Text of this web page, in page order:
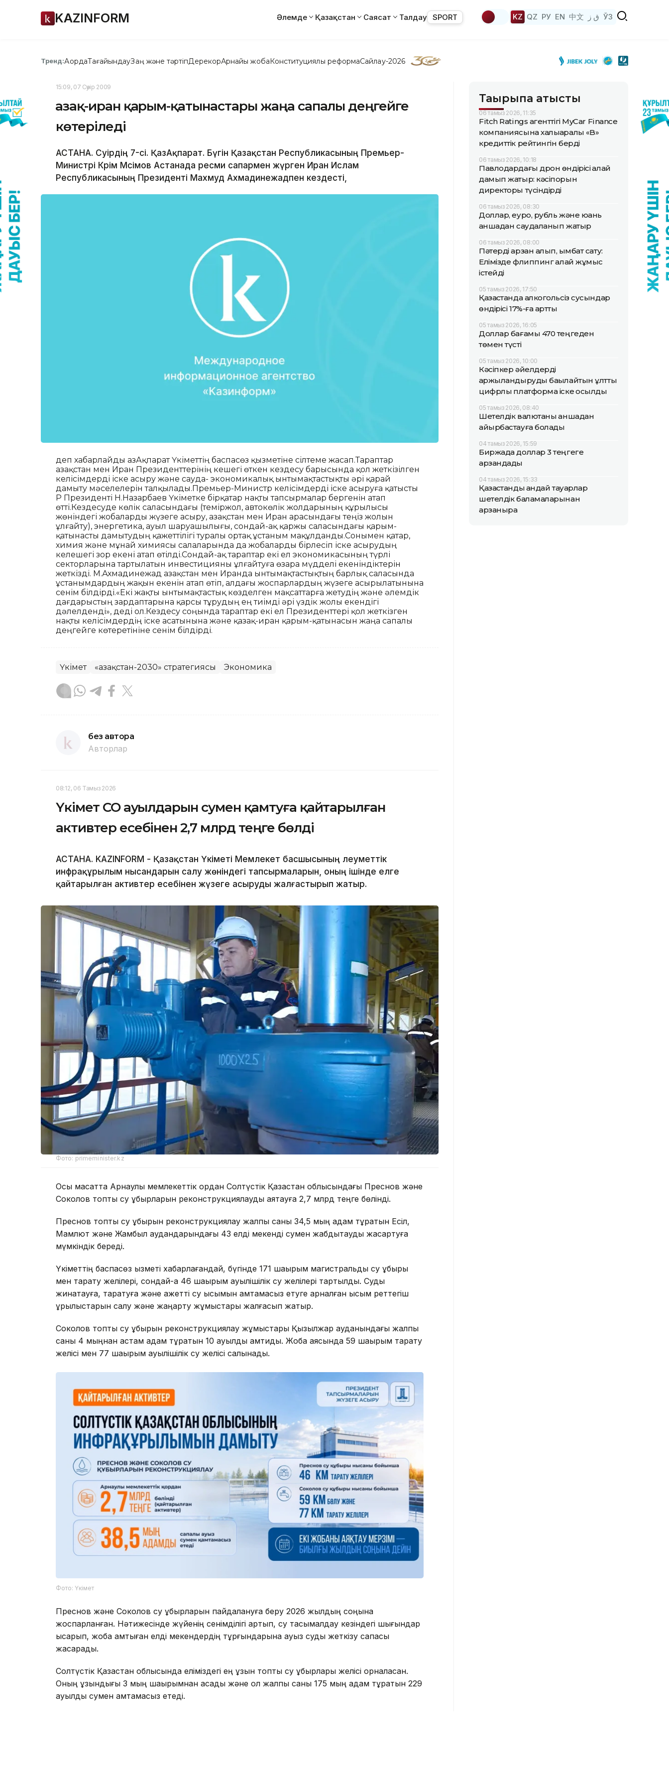
KAZINFORM Әлемде Қазақстан Саясат Талдау SPORT KZ QZ РУ EN 中文 ق ز ЎЗ
Тренд:АқордаТағайындауЗаң және тәртіпДерекқорАрнайы жобаКонституциялық реформаСайлау-2026
15:09, 07 Сәуір 2009
Қазақ-иран қарым-қатынастары жаңа сапалы деңгейге
көтеріледі
АСТАНА. Сәуірдің 7-сі. ҚазАқпарат. Бүгін Қазақстан Республикасының Премьер-
Министрі Кәрім Мәсімов Астанада ресми сапармен жүрген Иран Ислам
Республикасының Президенті Махмуд Ахмадинежадпен кездесті,
деп хабарлайды ҚазАқпарат Үкіметтің баспасөз қызметіне сілтеме жасап.Тараптар
Қазақстан мен Иран Президенттерінің кешегі өткен кездесу барысында қол жеткізілген
келісімдерді іске асыру және сауда- экономикалық ынтымақтастықты әрі қарай
дамыту мәселелерін талқылады.Премьер-Министр келісімдерді іске асыруға қатысты
ҚР Президенті Н.Назарбаев Үкіметке бірқатар нақты тапсырмалар бергенін атап
өтті.Кездесуде көлік саласындағы (теміржол, автокөлік жолдарының құрылысы
жөніндегі жобаларды жүзеге асыру, Қазақстан мен Иран арасындағы теңіз жолын
ұлғайту), энергетика, ауыл шаруашылығы, сондай-ақ қаржы саласындағы қарым-
қатынасты дамытудың қажеттілігі туралы ортақ ұстаным мақұлданды.Сонымен қатар,
химия және мұнай химиясы салаларында да жобаларды бірлесіп іске асырудың
келешегі зор екені атап өтілді.Сондай-ақ тараптар екі ел экономикасының түрлі
секторларына тартылатын инвестицияны ұлғайтуға өзара мүдделі екеніндіктерін
жеткізді. М.Ахмадинежад Қазақстан мен Иранда ынтымақтастықтың барлық саласында
ұстанымдардың жақын екенін атап өтіп, алдағы жоспарлардың жүзеге асырылатынына
сенім білдірді.«Екі жақты ынтымақтастық көзделген мақсаттарға жетудің және әлемдік
дағдарыстың зардаптарына қарсы тұрудың ең тиімді әрі үздік жолы екендігі
дәлелденді», деді ол.Кездесу соңында тараптар екі ел Президенттері қол жеткізген
нақты келісімдердің іске асатынына және қазақ-иран қарым-қатынасын жаңа сапалы
деңгейге көтеретініне сенім білдірді.
Үкімет «Қазақстан-2030» стратегиясы Экономика
без автора
Авторлар
08:12, 06 Тамыз 2026
Үкімет СҚО ауылдарын сумен қамтуға қайтарылған
активтер есебінен 2,7 млрд теңге бөлді
АСТАНА. KAZINFORM - Қазақстан Үкіметі Мемлекет басшысының әлеуметтік
инфрақұрылым нысандарын салу жөніндегі тапсырмаларын, оның ішінде елге
қайтарылған активтер есебінен жүзеге асыруды жалғастырып жатыр.
Фото: primeminister.kz
Осы мақсатта Арнаулы мемлекеттік қордан Солтүстік Қазақстан облысындағы Преснов және
Соколов топтық су құбырларын реконструкциялауды аяқтауға 2,7 млрд теңге бөлінді.
Преснов топтық су құбырын реконструкциялау жалпы саны 34,5 мың адам тұратын Есіл,
Мамлют және Жамбыл аудандарындағы 43 елді мекенді сумен жабдықтауды жақсартуға
мүмкіндік береді.
Үкіметтің баспасөз қызметі хабарлағандай, бүгінде 171 шақырым магистральдық су құбыры
мен тарату желілері, сондай-ақ 46 шақырым ауылішілік су желілері тартылды. Суды
жинақтауға, таратуға және қажетті су қысымын қамтамасыз етуге арналған қысым реттегіш
құрылыстарын салу және жаңарту жұмыстары жалғасып жатыр.
Соколов топтық су құбырын реконструкциялау жұмыстары Қызылжар ауданындағы жалпы
саны 4 мыңнан астам адам тұратын 10 ауылды қамтиды. Жоба аясында 59 шақырым тарату
желісі мен 77 шақырым ауылішілік су желісі салынады.
Фото: Үкімет
Преснов және Соколов су құбырларын пайдалануға беру 2026 жылдың соңына
жоспарланған. Нәтижесінде жүйенің сенімділігі артып, су тасымалдау кезіндегі шығындар
қысқарып, жоба қамтыған елді мекендердің тұрғындарына ауыз суды жеткізу сапасы
жақсарады.
Солтүстік Қазақстан облысында еліміздегі ең ұзын топтық су құбырлары желісі орналасқан.
Оның ұзындығы 3 мың шақырымнан асады және ол жалпы саны 175 мың адам тұратын 229
ауылды сумен қамтамасыз етеді.
Тақырыпқа қатысты
06 тамыз 2026, 11:35
Fitch Ratings агенттігі MyCar Finance
компаниясына халықаралық «B»
кредиттік рейтингін берді
06 тамыз 2026, 10:18
Павлодардағы дрон өндірісі қалай
дамып жатыр: кәсіпорын
директоры түсіндірді
06 тамыз 2026, 08:30
Доллар, еуро, рубль және юань
қаншадан саудаланып жатыр
06 тамыз 2026, 08:00
Пәтерді арзан алып, қымбат сату:
Елімізде флиппинг қалай жұмыс
істейді
05 тамыз 2026, 17:50
Қазақстанда алкогольсіз сусындар
өндірісі 17%-ға артты
05 тамыз 2026, 16:05
Доллар бағамы 470 теңгеден
төмен түсті
05 тамыз 2026, 10:00
Кәсіпкер әйелдерді
қаржыландыруды бақылайтын ұлттық
цифрлық платформа іске қосылды
05 тамыз 2026, 08:40
Шетелдік валютаны қаншадан
айырбастауға болады
04 тамыз 2026, 15:59
Биржада доллар 3 теңгеге
арзандады
04 тамыз 2026, 15:33
Қазақстандық қандай тауарлар
шетелдік баламаларынан
арзанырақ